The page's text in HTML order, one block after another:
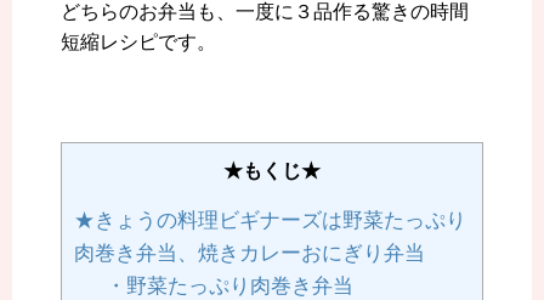
どちらのお弁当も、一度に３品作る驚きの時間
短縮レシピです。
★もくじ★
★きょうの料理ビギナーズは野菜たっぷり
肉巻き弁当、焼きカレーおにぎり弁当
・野菜たっぷり肉巻き弁当